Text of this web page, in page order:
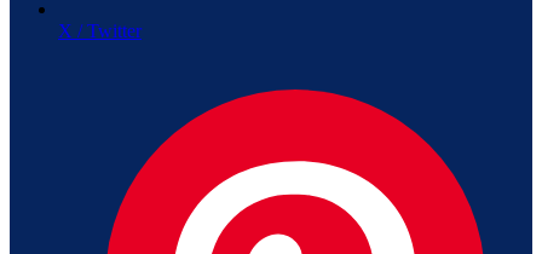
X / Twitter